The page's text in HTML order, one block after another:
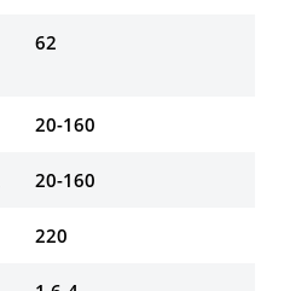
62
20-160
20-160
220